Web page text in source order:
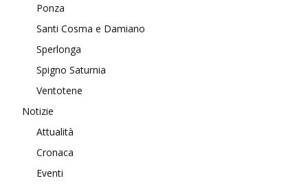
Ponza
Santi Cosma e Damiano
Sperlonga
Spigno Saturnia
Ventotene
Notizie
Attualità
Cronaca
Eventi